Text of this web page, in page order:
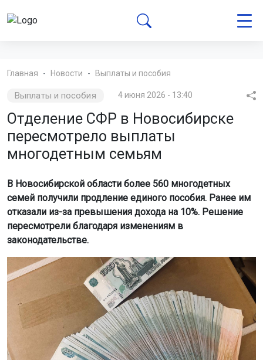
Главная Новости Выплаты и пособия
Выплаты и пособия 4 июня 2026 - 13:40
Отделение СФР в Новосибирске
пересмотрело выплаты
многодетным семьям
В Новосибирской области более 560 многодетных
семей получили продление единого пособия. Ранее им
отказали из-за превышения дохода на 10%. Решение
пересмотрели благодаря изменениям в
законодательстве.